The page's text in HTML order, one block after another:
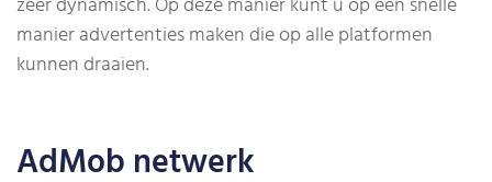
zeer dynamisch. Op deze manier kunt u op een snelle
manier advertenties maken die op alle platformen
kunnen draaien.
AdMob netwerk